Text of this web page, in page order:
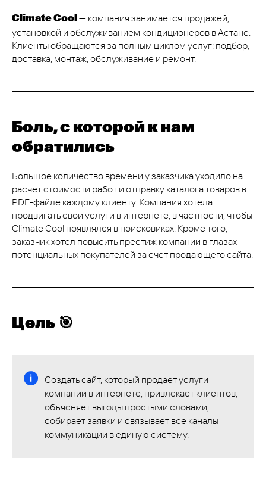
Climate Cool— компания занимается продажей,
установкой и обслуживанием кондиционеров в Астане.
Клиенты обращаются за полным циклом услуг: подбор,
доставка, монтаж, обслуживание и ремонт.
Боль, с которой к нам
обратились
Большое количество времени у заказчика уходило на
расчет стоимости работ и отправку каталога товаров в
PDF-файле каждому клиенту. Компания хотела
продвигать свои услуги в интернете, в частности, чтобы
Climate Cool появлялся в поисковиках. Кроме того,
заказчик хотел повысить престиж компании в глазах
потенциальных покупателей за счет продающего сайта.
Цель 🎯
Создать сайт, который продает услуги
компании в интернете, привлекает клиентов,
объясняет выгоды простыми словами,
собирает заявки и связывает все каналы
коммуникации в единую систему.